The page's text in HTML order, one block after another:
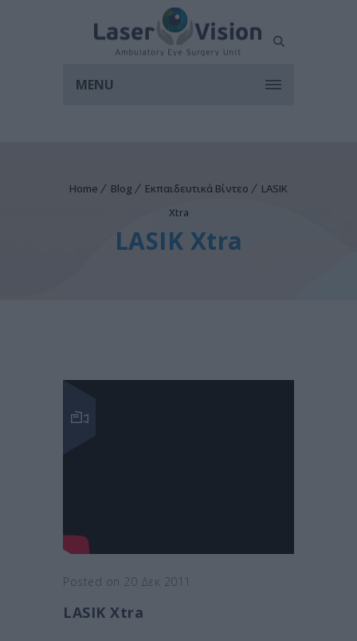
MENU
Home Blog Εκπαιδευτικά Βίντεο
LASIK
Xtra
LASIK Xtra
Posted on 20 Δεκ 2011
LASIK Xtra